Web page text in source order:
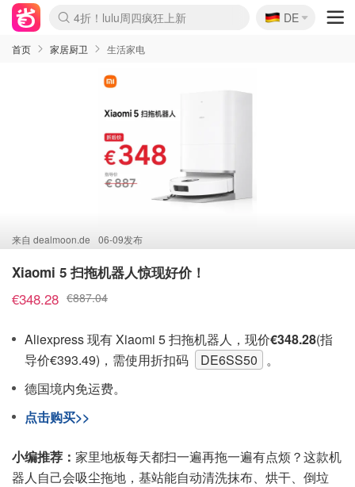
Boticinal 夏促开抢！
4折！lulu周四疯狂上新
还没结束！&OtherStories大促
Joybuy变相75折 随时失效
速领！Stanley独家85折
疑似霸哥！Camper额外叠85折
Zalando 奥莱闪促！每日更新
Moncler反季囤！5折起+叠9折
Coach Brooklyn仅€192
🇩🇪
DE
首页 家居厨卫 生活家电
来自 dealmoon.de 06-09发布
Xiaomi 5 扫拖机器人惊现好价！
€348.28 €887.04
Aliexpress 现有 Xiaomi 5 扫拖机器人，现价€348.28(指
导价€393.49)，需使用折扣码
DE6SS50 。
德国境内免运费。
点击购买>>
小编推荐： 家里地板每天都扫一遍再拖一遍有点烦？这款机
器人自己会吸尘拖地，基站能自动清洗抹布、烘干、倒垃